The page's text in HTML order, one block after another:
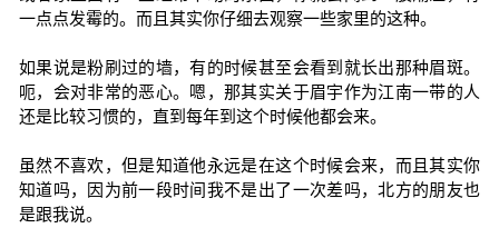
一点点发霉的。而且其实你仔细去观察一些家里的这种。
如果说是粉刷过的墙，有的时候甚至会看到就长出那种眉斑。
呃，会对非常的恶心。嗯，那其实关于眉宇作为江南一带的人
还是比较习惯的，直到每年到这个时候他都会来。
虽然不喜欢，但是知道他永远是在这个时候会来，而且其实你
知道吗，因为前一段时间我不是出了一次差吗，北方的朋友也
是跟我说。